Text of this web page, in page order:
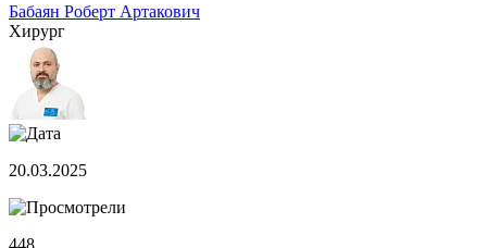
Бабаян Роберт Артакович
Хирург
20.03.2025
448